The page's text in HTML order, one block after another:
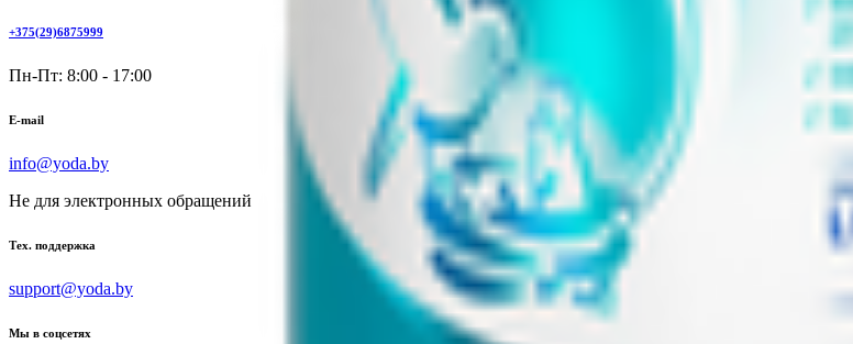
+375(29)6875999
Пн-Пт: 8:00 - 17:00
E-mail
info@yoda.by
Не для электронных обращений
Тех. поддержка
support@yoda.by
Мы в соцсетях